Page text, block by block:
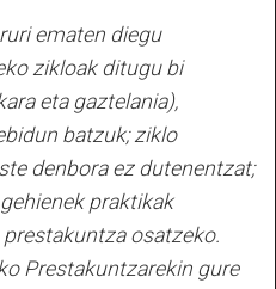
ematen diegu
zikloak ditugu bi
eta gaztelania),
batzuk; ziklo
denbora ez dutenentzat;
praktikak
osatzeko.
Prestakuntzarekin gure